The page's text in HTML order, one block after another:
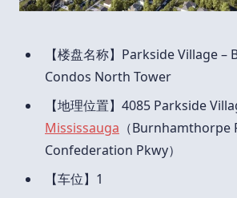
【楼盘名称】Parkside Village –
Condos North Tower
【地理位置】4085 Parkside
Mississauga （Burnhamthorpe
Confederation Pkwy）
【车位】1